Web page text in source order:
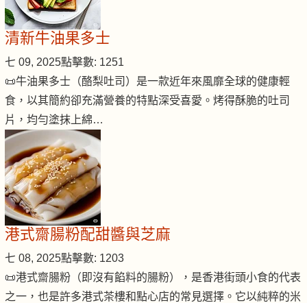
清新牛油果多士
七 09, 2025點擊數: 1251
📜牛油果多士（酪梨吐司）是一款近年來風靡全球的健康輕
食，以其簡約卻充滿營養的特點深受喜愛。烤得酥脆的吐司
片，均勻塗抹上綿…
港式齋腸粉配甜醬與芝麻
七 08, 2025點擊數: 1203
📜港式齋腸粉（即沒有餡料的腸粉），是香港街頭小食的代表
之一，也是許多港式茶樓和點心店的常見選擇。它以純粹的米